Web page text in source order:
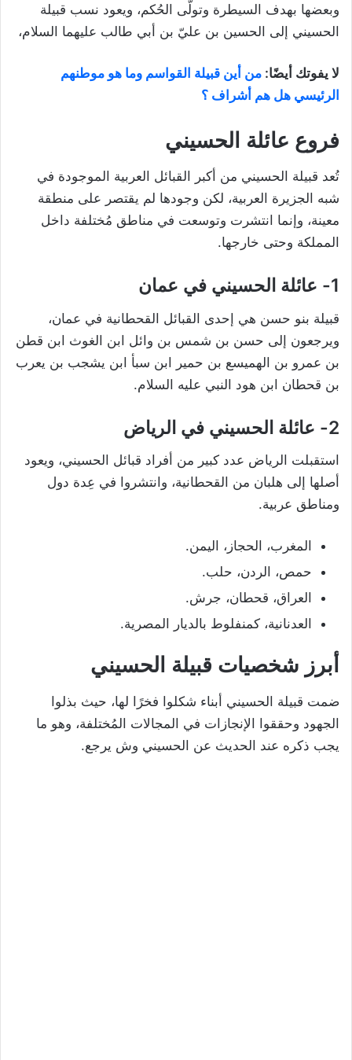
وبعضها بهدف السيطرة وتولّى الحُكم، ويعود نسب قبيلة
الحسيني إلى الحسين بن عليّ بن أبي طالب عليهما السلام،
لا يفوتك أيضًا: من أين قبيلة القواسم وما هو موطنهم
الرئيسي هل هم أشراف ؟
فروع عائلة الحسيني
تُعد قبيلة الحسيني من أكبر القبائل العربية الموجودة في
شبه الجزيرة العربية، لكن وجودها لم يقتصر على منطقة
معينة، وإنما انتشرت وتوسعت في مناطق مُختلفة داخل
المملكة وحتى خارجها.
1- عائلة الحسيني في عمان
قبيلة بنو حسن هي إحدى القبائل القحطانية في عمان،
ويرجعون إلى حسن بن شمس بن وائل ابن الغوث ابن قطن
بن عمرو بن الهميسع بن حمير ابن سبأ ابن يشجب بن يعرب
بن قحطان ابن هود النبي عليه السلام.
2- عائلة الحسيني في الرياض
استقبلت الرياض عدد كبير من أفراد قبائل الحسيني، ويعود
أصلها إلى هلبان من القحطانية، وانتشروا في عِدة دول
ومناطق عربية.
المغرب، الحجاز، اليمن.
حمص، الردن، حلب.
العراق، قحطان، جرش.
العدنانية، كمنفلوط بالديار المصرية.
أبرز شخصيات قبيلة الحسيني
ضمت قبيلة الحسيني أبناء شكلوا فخرًا لها، حيث بذلوا
الجهود وحققوا الإنجازات في المجالات المُختلفة، وهو ما
يجب ذكره عند الحديث عن الحسيني وش يرجع.